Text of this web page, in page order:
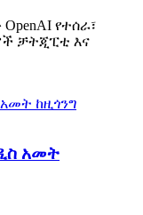
የተሰራ፣
ቻትጂፒቲ እና
አመት